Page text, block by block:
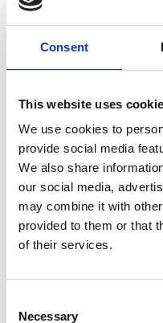
Consent
This website uses
We use cookies to
provide social media
We also share
our social media,
may combine it with
provided to them or that
of their services.
Selection
Necessaryverwerking